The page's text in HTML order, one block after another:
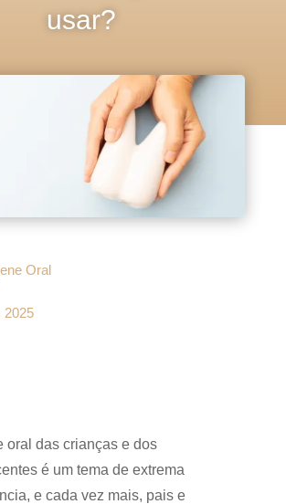
usar?
Oral
2025
oral das crianças e dos
é um tema de extrema
e cada vez mais, pais e